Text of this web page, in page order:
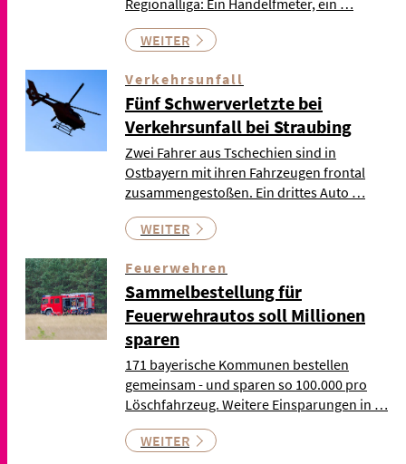
Regionalliga: Ein Handelfmeter, ein …
WEITER
Verkehrsunfall
Fünf Schwerverletzte bei
Verkehrsunfall bei Straubing
Zwei Fahrer aus Tschechien sind in
Ostbayern mit ihren Fahrzeugen frontal
zusammengestoßen. Ein drittes Auto …
WEITER
Feuerwehren
Sammelbestellung für
Feuerwehrautos soll Millionen
sparen
171 bayerische Kommunen bestellen
gemeinsam - und sparen so 100.000 pro
Löschfahrzeug. Weitere Einsparungen in …
WEITER